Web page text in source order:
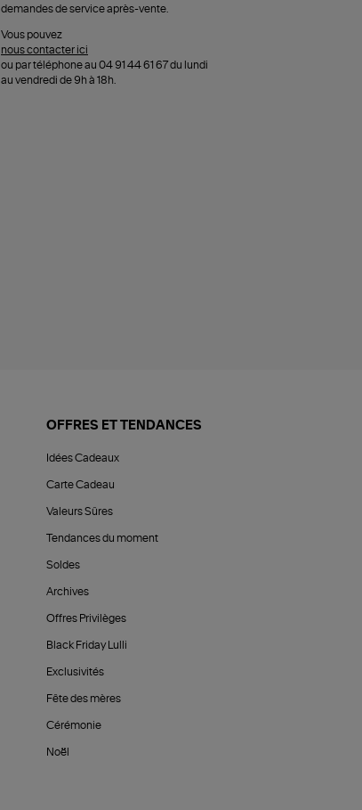
demandes de service après-vente.
Vous pouvez
nous contacter ici
ou par téléphone au 04 91 44 61 67 du lundi
au vendredi de 9h à 18h.
OFFRES ET TENDANCES
Idées Cadeaux
Carte Cadeau
Valeurs Sûres
Tendances du moment
Soldes
Archives
Offres Privilèges
Black Friday Lulli
Exclusivités
Fête des mères
Cérémonie
Noël